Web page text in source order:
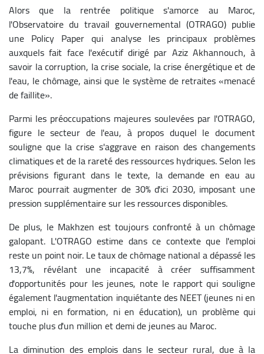
Alors que la rentrée politique s'amorce au Maroc,
l'Observatoire du travail gouvernemental (OTRAGO) publie
une Policy Paper qui analyse les principaux problèmes
auxquels fait face l'exécutif dirigé par Aziz Akhannouch, à
savoir la corruption, la crise sociale, la crise énergétique et de
l'eau, le chômage, ainsi que le système de retraites «menacé
de faillite».
Parmi les préoccupations majeures soulevées par l'OTRAGO,
figure le secteur de l'eau, à propos duquel le document
souligne que la crise s'aggrave en raison des changements
climatiques et de la rareté des ressources hydriques. Selon les
prévisions figurant dans le texte, la demande en eau au
Maroc pourrait augmenter de 30% d'ici 2030, imposant une
pression supplémentaire sur les ressources disponibles.
De plus, le Makhzen est toujours confronté à un chômage
galopant. L'OTRAGOestime dans ce contexte que l'emploi
reste un point noir. Le taux de chômage national a dépassé les
13,7%, révélant une incapacité à créer suffisamment
d'opportunités pour les jeunes, note le rapport qui souligne
également l'augmentation inquiétante des NEET (jeunes ni en
emploi, ni en formation, ni en éducation), un problème qui
touche plus d'un million et demi de jeunes au Maroc.
La diminution des emplois dans le secteur rural, due à la